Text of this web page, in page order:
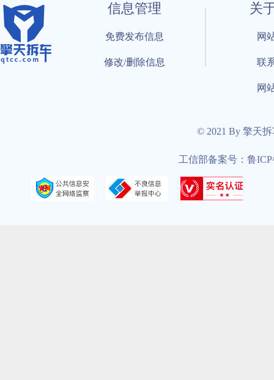
信息管理
免费发布信息
修改/删除信息
关
网
联
网
© 2021 By 擎天
工信部备案号：鲁